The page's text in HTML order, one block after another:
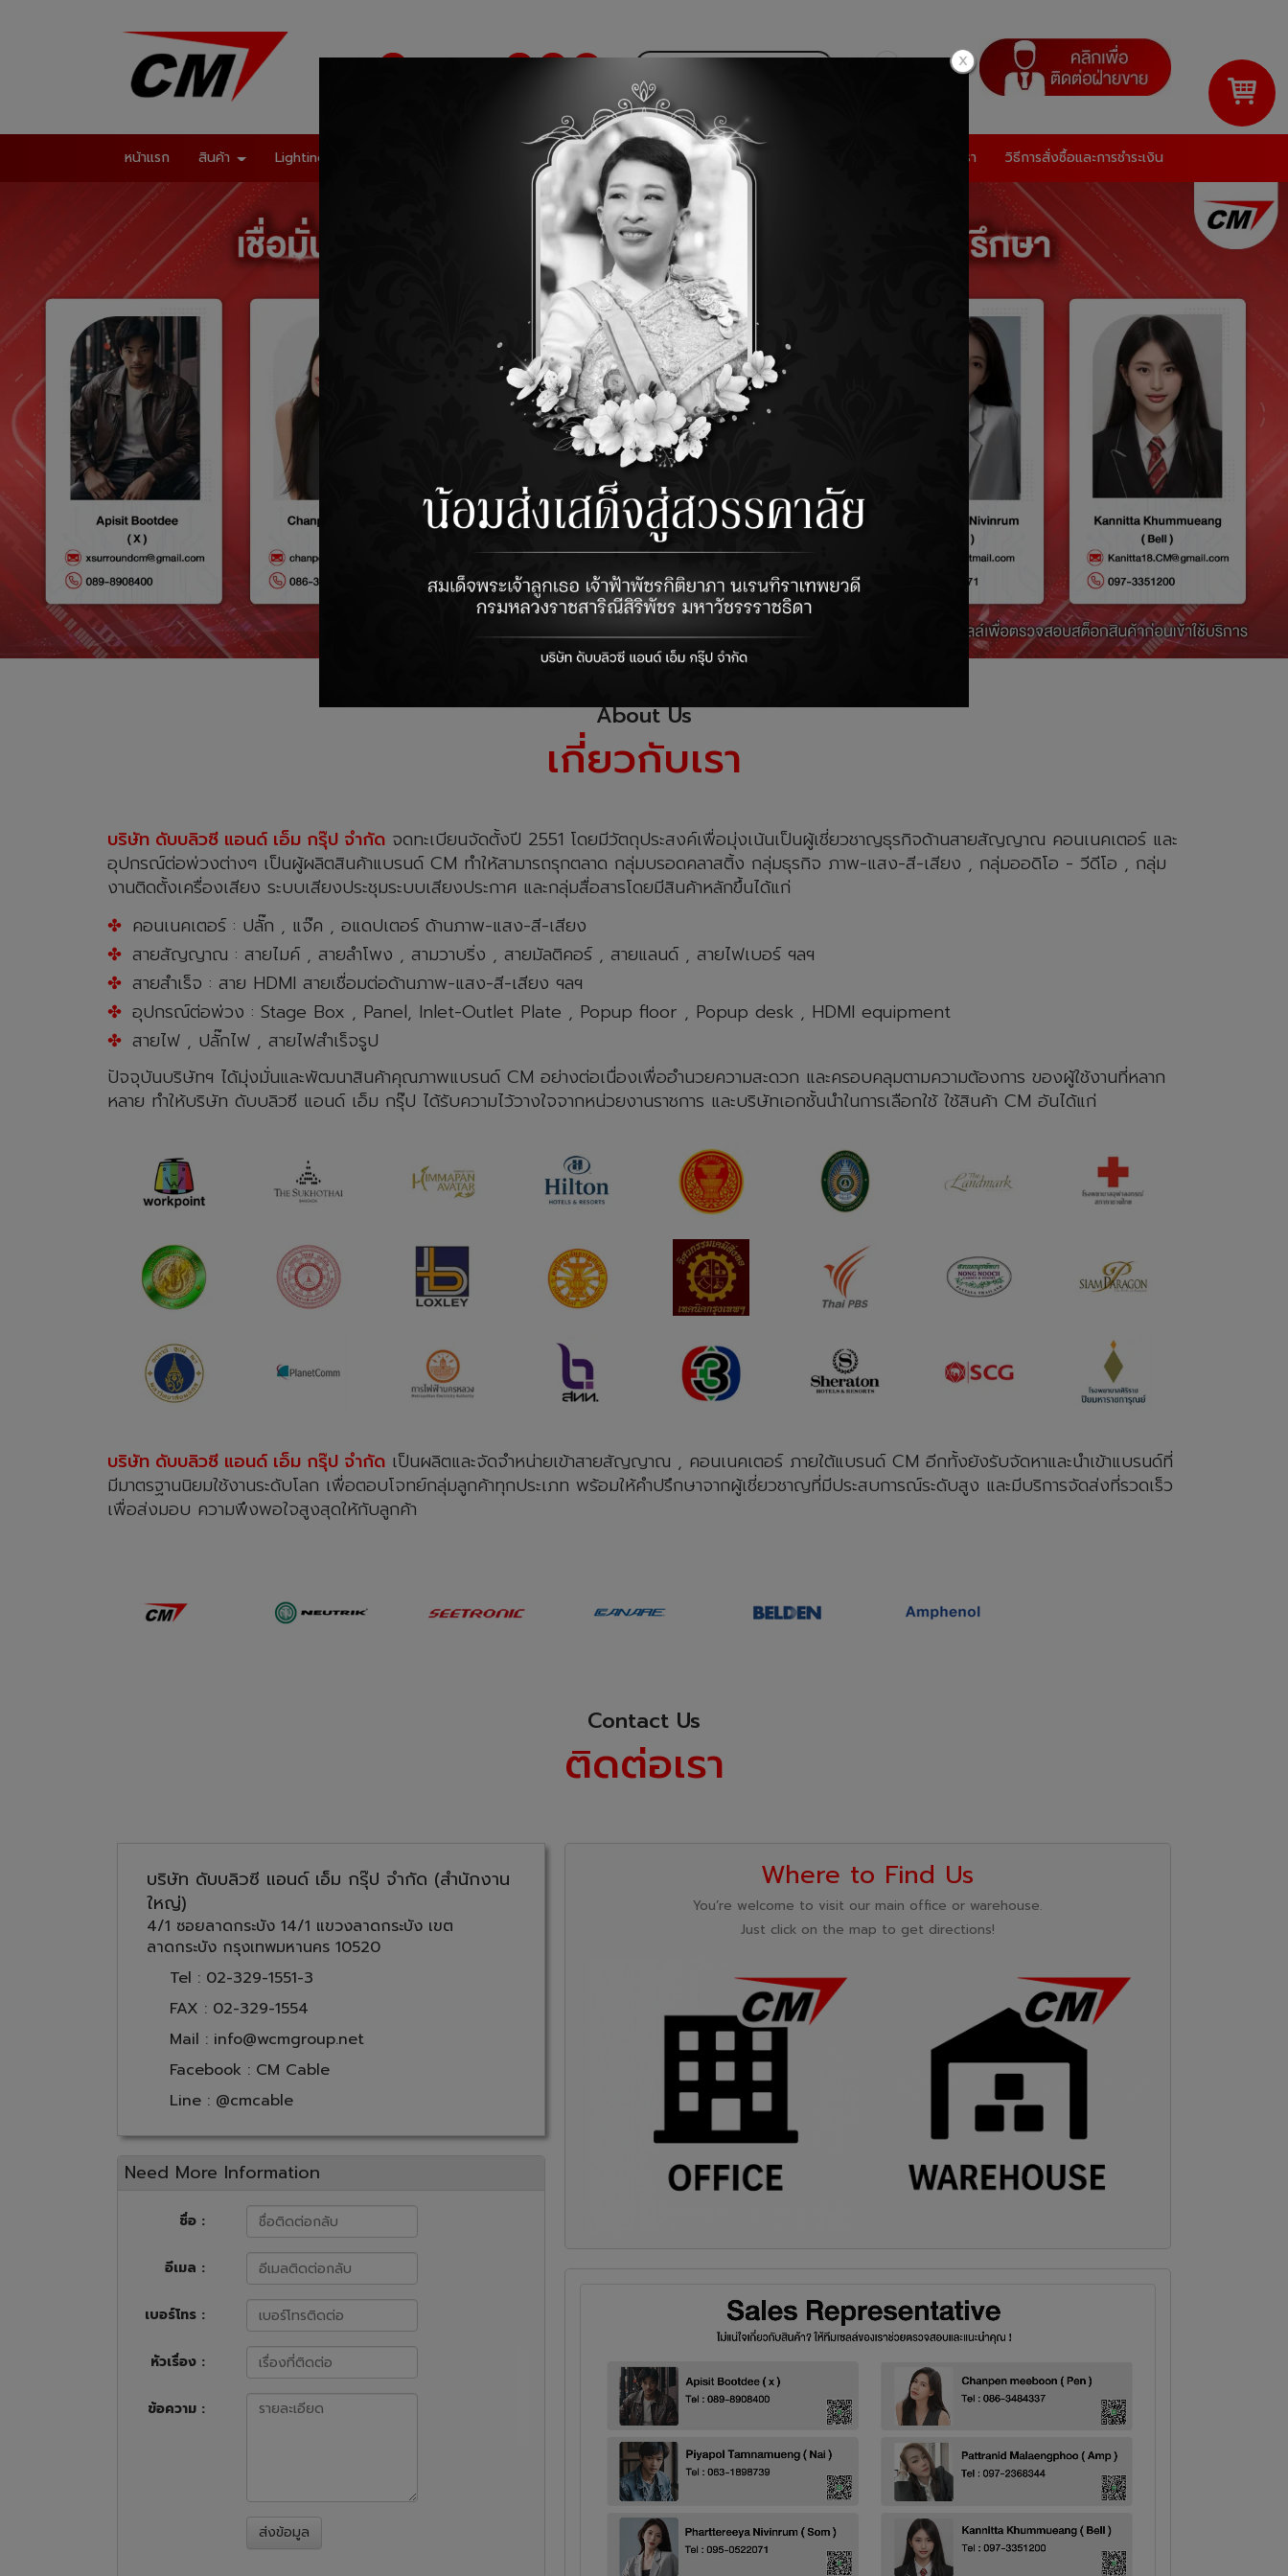
หน้าแรก สินค้า Lighting Systems Multipin & Multicore Systems LED Display Systems เกี่ยวกับเรา วิธีการสั่งซื้อและการชำระเงิน
About Us
เกี่ยวกับเรา
บริษัท ดับบลิวซี แอนด์ เอ็ม กรุ๊ป จํากัด จดทะเบียนจัดตั้งปี 2551 โดยมีวัตถุประสงค์เพื่อมุ่งเน้นเป็นผู้เชี่ยวชาญธุรกิจด้านสายสัญญาณ คอนเนคเตอร์ และ
อุปกรณ์ต่อพ่วงต่างๆ เป็นผู้ผลิตสินค้าแบรนด์ CM ทําให้สามารถรุกตลาด กลุ่มบรอดคลาสติ้ง กลุ่มธุรกิจ ภาพ-แสง-สี-เสียง , กลุ่มออดิโอ - วีดีโอ , กลุ่ม
งานติดตั้งเครื่องเสียง ระบบเสียงประชุมระบบเสียงประกาศ และกลุ่มสื่อสารโดยมีสินค้าหลักขึ้นได้แก่
คอนเนคเตอร์ : ปลั๊ก , แจ๊ค , อแดปเตอร์ ด้านภาพ-แสง-สี-เสียง
สายสัญญาณ : สายไมค์ , สายลําโพง , สามวาบริ่ง , สายมัลติคอร์ , สายแลนด์ , สายไฟเบอร์ ฯลฯ
สายสําเร็จ : สาย HDMI สายเชื่อมต่อด้านภาพ-แสง-สี-เสียง ฯลฯ
อุปกรณ์ต่อพ่วง : Stage Box , Panel, Inlet-Outlet Plate , Popup floor , Popup desk , HDMI equipment
สายไฟ , ปลั๊กไฟ , สายไฟสําเร็จรูป
ปัจจุบันบริษัทฯ ได้มุ่งมั่นและพัฒนาสินค้าคุณภาพแบรนด์ CM อย่างต่อเนื่องเพื่ออํานวยความสะดวก และครอบคลุมตามความต้องการ ของผู้ใช้งานที่หลาก
หลาย ทําให้บริษัท ดับบลิวซี แอนด์ เอ็ม กรุ๊ป ได้รับความไว้วางใจจากหน่วยงานราชการ และบริษัทเอกชั้นนําในการเลือกใช้ ใช้สินค้า CM อันได้แก่
บริษัท ดับบลิวซี แอนด์ เอ็ม กรุ๊ป จํากัด เป็นผลิตและจัดจำหน่ายเข้าสายสัญญาณ , คอนเนคเตอร์ ภายใต้แบรนด์ CM อีกทั้งยังรับจัดหาและนำเข้าแบรนด์ที่
มีมาตรฐานนิยมใช้งานระดับโลก เพื่อตอบโจทย์กลุ่มลูกค้าทุกประเภท พร้อมให้คําปรึกษาจากผู้เชี่ยวชาญที่มีประสบการณ์ระดับสูง และมีบริการจัดส่งที่รวดเร็ว
เพื่อส่งมอบ ความพึงพอใจสูงสุดให้กับลูกค้า
Contact Us
ติดต่อเรา
บริษัท ดับบลิวซี แอนด์ เอ็ม กรุ๊ป จำกัด (สำนักงาน
ใหญ่)
4/1 ซอยลาดกระบัง 14/1 แขวงลาดกระบัง เขต
ลาดกระบัง กรุงเทพมหานคร 10520
Tel : 02-329-1551-3
FAX : 02-329-1554
Mail : info@wcmgroup.net
Facebook : CM Cable
Line : @cmcable
Need More Information
ชื่อ :
อีเมล :
เบอร์โทร :
หัวเรื่อง :
ข้อความ :
ส่งข้อมูล
Where to Find Us
You’re welcome to visit our main office or warehouse.
Just click on the map to get directions!